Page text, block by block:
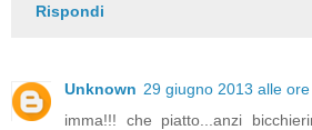
Rispondi
Unknown 29 giugno 2013 alle
imma!!! che piatto...anzi